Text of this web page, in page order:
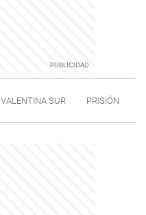
VALENTINA SUR PRISIÓN